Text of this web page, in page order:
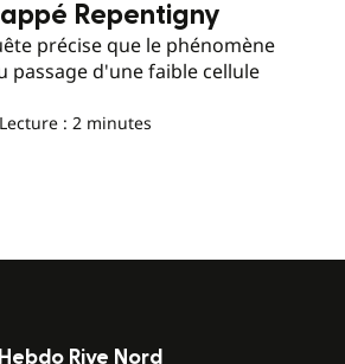
Repentigny
précise que le phénomène
passage d'une faible cellule
Lecture : 2 minutes
Hebdo Rive Nord